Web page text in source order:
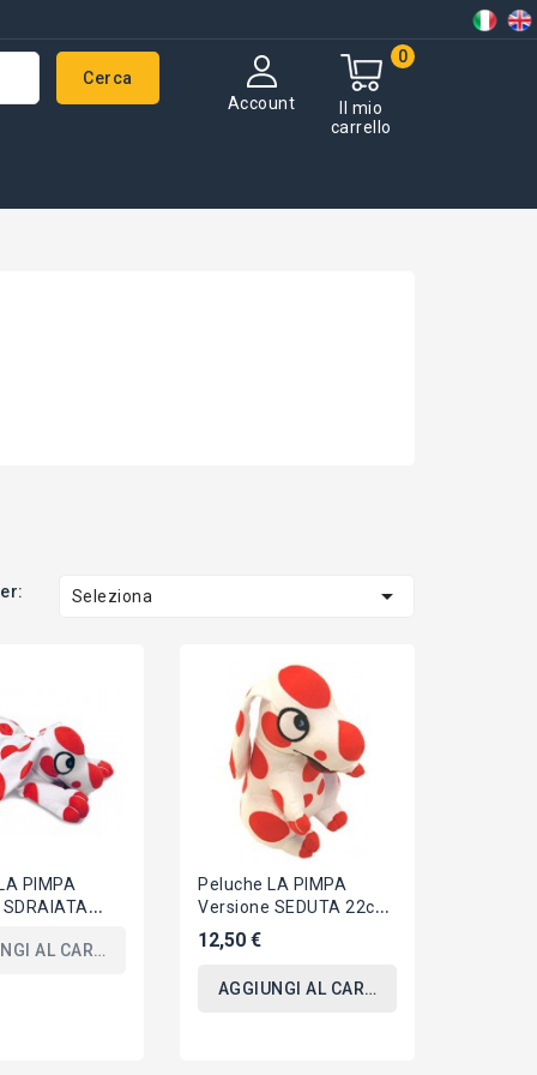
Il mio
carrello
0
Account
Cerca
Seleziona 
PIMPA
Cane
AL CARRELLO
Peluche LA PIMPA
Versione SEDUTA 22cm
Originale Ufficiale
ALTAN Cane Pois
12,50 €
AGGIUNGI AL CARRELLO